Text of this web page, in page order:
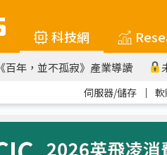
科技網
《百年，並不孤寂》產業導讀
伺服器/儲存 ｜